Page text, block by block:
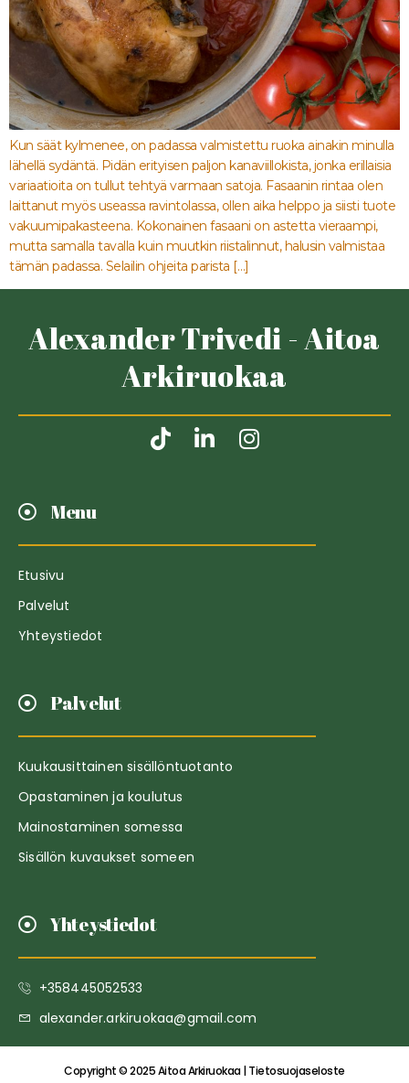
Kun säät kylmenee, on padassa valmistettu ruoka ainakin minulla
lähellä sydäntä. Pidän erityisen paljon kanaviillokista, jonka erillaisia
variaatioita on tullut tehtyä varmaan satoja. Fasaanin rintaa olen
laittanut myös useassa ravintolassa, ollen aika helppo ja siisti tuote
vakuumipakasteena. Kokonainen fasaani on astetta vieraampi,
mutta samalla tavalla kuin muutkin riistalinnut, halusin valmistaa
tämän padassa. Selailin ohjeita parista […]
Alexander Trivedi - Aitoa
Arkiruokaa
Menu
Etusivu
Palvelut
Yhteystiedot
Palvelut
Kuukausittainen sisällöntuotanto
Opastaminen ja koulutus
Mainostaminen somessa
Sisällön kuvaukset someen
Yhteystiedot
+358445052533
alexander.arkiruokaa@gmail.com
Copyright © 2025 Aitoa Arkiruokaa | Tietosuojaseloste